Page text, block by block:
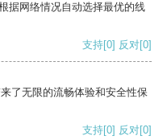
据网络情况自动选择最优的线
支持[0] 反对[0]
了无限的流畅体验和安全性保
支持[0] 反对[0]